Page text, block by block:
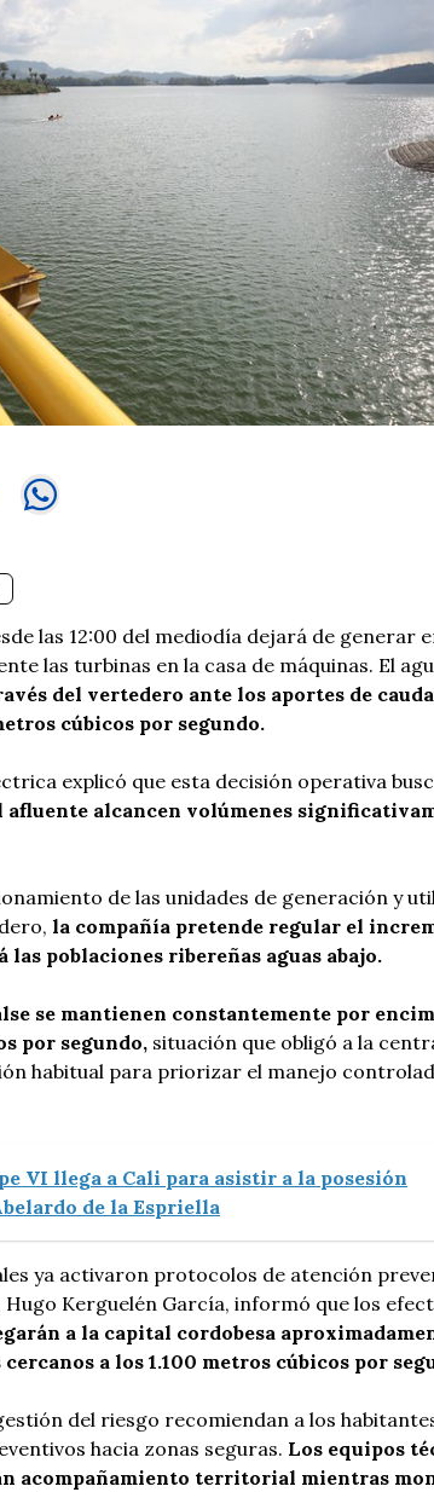
las 12:00 del mediodía dejará de generar
las turbinas en la casa de máquinas. El
del vertedero ante los aportes de
cúbicos por segundo.
explicó que esta decisión operativa
afluente alcancen volúmenes
de las unidades de generación y
la compañía pretende regular el
poblaciones ribereñas aguas abajo.
se mantienen constantemente por
por segundo, situación que obligó a la
habitual para priorizar el manejo
VI llega a Cali para asistir a la posesión
de la Espriella
ya activaron protocolos de atención
Kerguelén García, informó que los
a la capital cordobesa
a los 1.100 metros cúbicos por
del riesgo recomiendan a los
hacia zonas seguras. Los equipos
acompañamiento territorial mientras